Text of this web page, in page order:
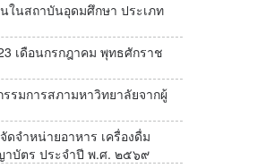
ในสถาบันอุดมศึกษา ประเภท
เดือนกรกฎาคม พุทธศักราช
รมการสภามหาวิทยาลัยจากผู้
จำหน่ายอาหาร เครื่องดื่ม
บัตร ประจำปี พ.ศ. ๒๕๖๙